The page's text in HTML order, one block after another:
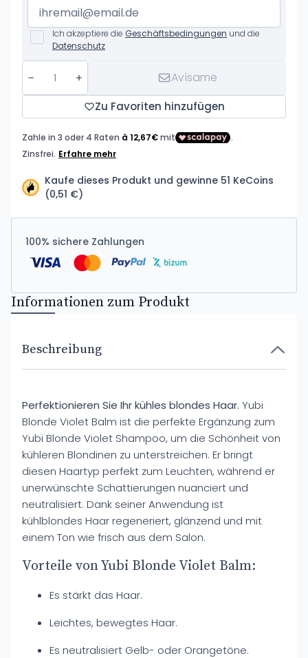
Ich akzeptiere die Geschäftsbedingungen und die
Datenschutz
Avísame
Zu Favoriten hinzufügen
Kaufe dieses Produkt und gewinne 51 KeCoins
(0,51 €)
100% sichere Zahlungen
Informationen zum Produkt
Beschreibung
Perfektionieren Sie Ihr kühles blondes Haar. Yubi
Blonde Violet Balm ist die perfekte Ergänzung zum
Yubi Blonde Violet Shampoo, um die Schönheit von
kühleren Blondinen zu unterstreichen. Er bringt
diesen Haartyp perfekt zum Leuchten, während er
unerwünschte Schattierungen nuanciert und
neutralisiert. Dank seiner Anwendung ist
kühlblondes Haar regeneriert, glänzend und mit
einem Ton wie frisch aus dem Salon.
Vorteile von Yubi Blonde Violet Balm:
Es stärkt das Haar.
Leichtes, bewegtes Haar.
Es neutralisiert Gelb- oder Orangetöne.